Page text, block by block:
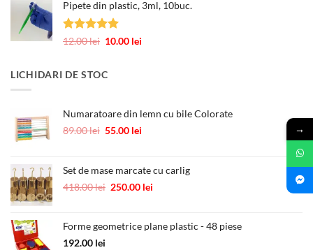
a
fost:
este:
Pipete din plastic, 3ml, 10buc.
Evaluat la
12.00lei Prețul
fost:
10.00 lei
LICHIDARI DE STOC
Numaratoare din lemn cu bile Colorate
89.00lei Prețul
fost:
89.00 lei.
55.00 lei
55.00 lei.
Set de mase marcate cu carlig
418.00lei Prețul
fost:
250.00 lei
250.00 lei.
Forme geometrice plane plastic - 48 piese
192.00 lei
→